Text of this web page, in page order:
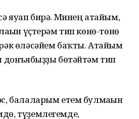
яуап бирә. Минең атайым,
үҫтерәм тип көнө-төнө
өләсәйем баҡты. Атайым
донъябыҙҙы бөтәйтәм тип
балаларым етем булмаһын
түҙемлегемде,